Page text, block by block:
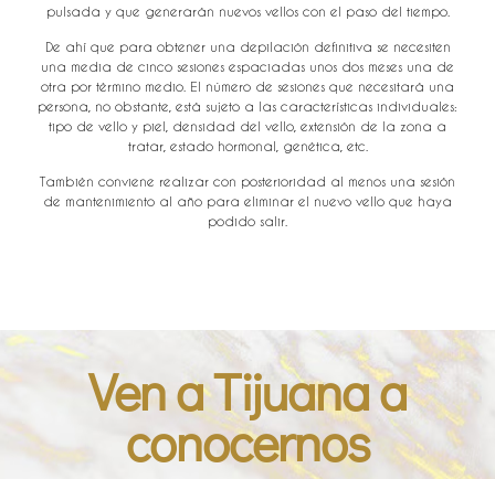
pulsada y que generarán nuevos vellos con el paso del tiempo.
De ahí que para obtener una depilación definitiva se necesiten
una media de cinco sesiones espaciadas unos dos meses una de
otra por término medio. El número de sesiones que necesitará una
persona, no obstante, está sujeto a las características individuales:
tipo de vello y piel, densidad del vello, extensión de la zona a
tratar, estado hormonal, genética, etc.
También conviene realizar con posterioridad al menos una sesión
de mantenimiento al año para eliminar el nuevo vello que haya
podido salir.
Ven a Tijuana a
conocernos